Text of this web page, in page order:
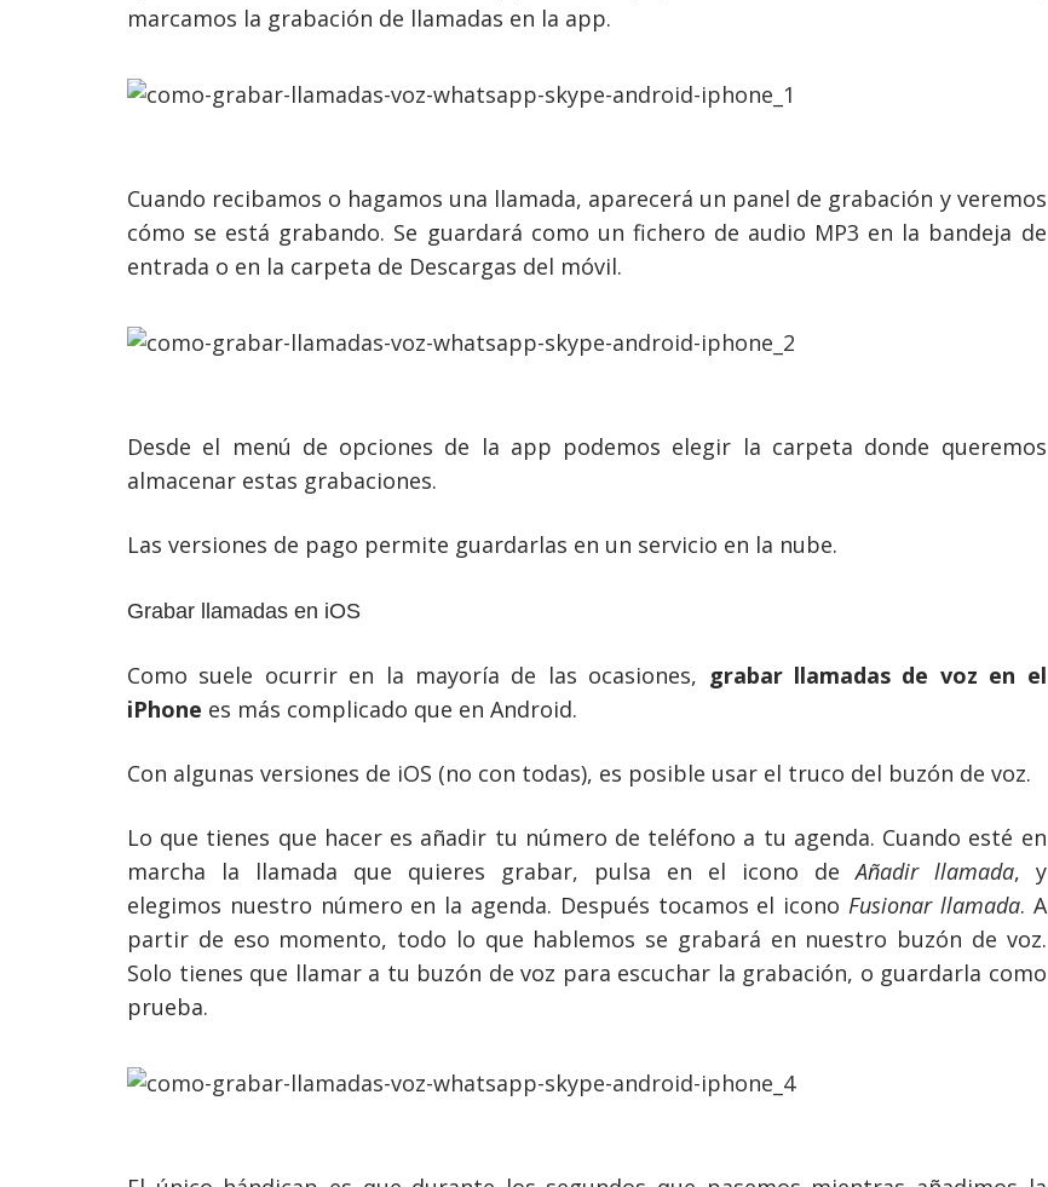
marcamos la grabación de llamadas en la app.
Cuando recibamos o hagamos una llamada, aparecerá un panel de grabación y veremos
cómo se está grabando. Se guardará como un fichero de audio MP3 en la bandeja de
entrada o en la carpeta de Descargas del móvil.
Desde el menú de opciones de la app podemos elegir la carpeta donde queremos
almacenar estas grabaciones.
Las versiones de pago permite guardarlas en un servicio en la nube.
Grabar llamadas en iOS
Como suele ocurrir en la mayoría de las ocasiones, grabar llamadas de voz en el
iPhone es más complicado que en Android.
Con algunas versiones de iOS (no con todas), es posible usar el truco del buzón de voz.
Lo que tienes que hacer es añadir tu número de teléfono a tu agenda. Cuando esté en
marcha la llamada que quieres grabar, pulsa en el icono deAñadir llamada, y
elegimos nuestro número en la agenda. Después tocamos el icono Fusionar llamada. A
partir de eso momento, todo lo que hablemos se grabará en nuestro buzón de voz.
Solo tienes que llamar a tu buzón de voz para escuchar la grabación, o guardarla como
prueba.